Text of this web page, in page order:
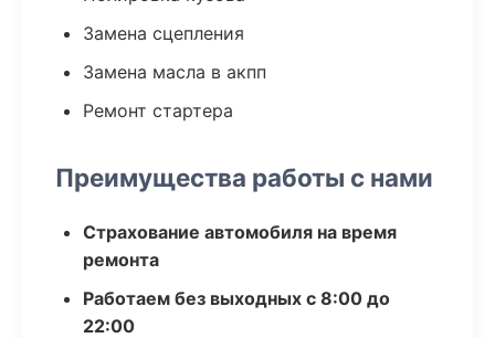
Замена сцепления
Замена масла в акпп
Ремонт стартера
Преимущества работы с нами
Страхование автомобиля на время
ремонта
Работаем без выходных с 8:00 до
22:00